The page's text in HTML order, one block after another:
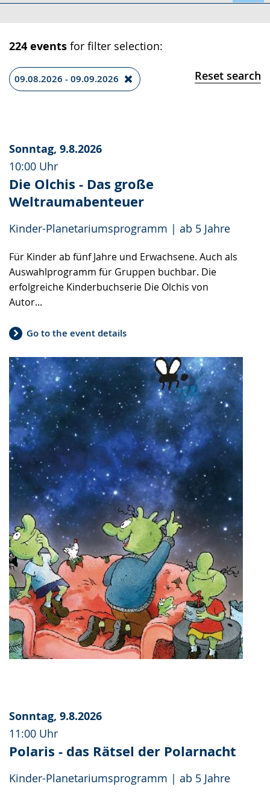
224 events for filter selection:
09.08.2026 - 09.09.2026 Reset search
Sonntag, 9.8.2026
10:00 Uhr
Die Olchis - Das große
Weltraumabenteuer
Kinder-Planetariumsprogramm | ab 5 Jahre
Für Kinder ab fünf Jahre und Erwachsene. Auch als
Auswahlprogramm für Gruppen buchbar. Die
erfolgreiche Kinderbuchserie Die Olchis von
Autor...
Go to the event details
Sonntag, 9.8.2026
11:00 Uhr
Polaris - das Rätsel der Polarnacht
Kinder-Planetariumsprogramm | ab 5 Jahre